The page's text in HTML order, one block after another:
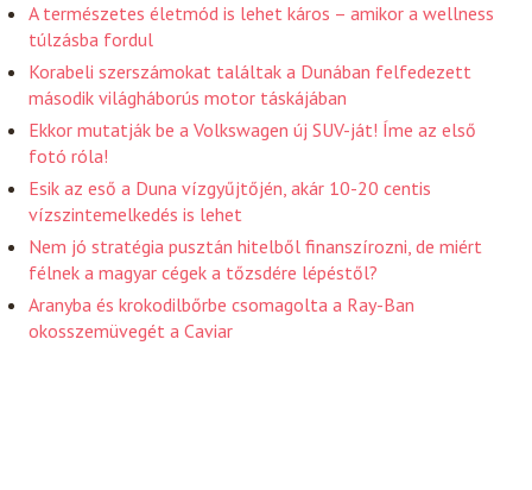
A természetes életmód is lehet káros – amikor a wellness
túlzásba fordul
Korabeli szerszámokat találtak a Dunában felfedezett
második világháborús motor táskájában
Ekkor mutatják be a Volkswagen új SUV-ját! Íme az első
fotó róla!
Esik az eső a Duna vízgyűjtőjén, akár 10-20 centis
vízszintemelkedés is lehet
Nem jó stratégia pusztán hitelből finanszírozni, de miért
félnek a magyar cégek a tőzsdére lépéstől?
Aranyba és krokodilbőrbe csomagolta a Ray-Ban
okosszemüvegét a Caviar